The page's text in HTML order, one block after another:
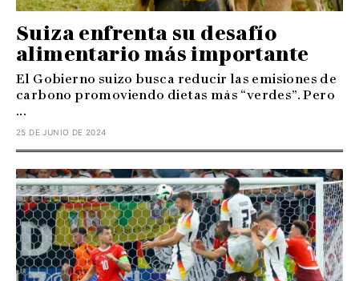
Suiza enfrenta su desafío
alimentario más importante
El Gobierno suizo busca reducir las emisiones de
carbono promoviendo dietas más “verdes”. Pero
...
25 DE JUNIO DE 2024